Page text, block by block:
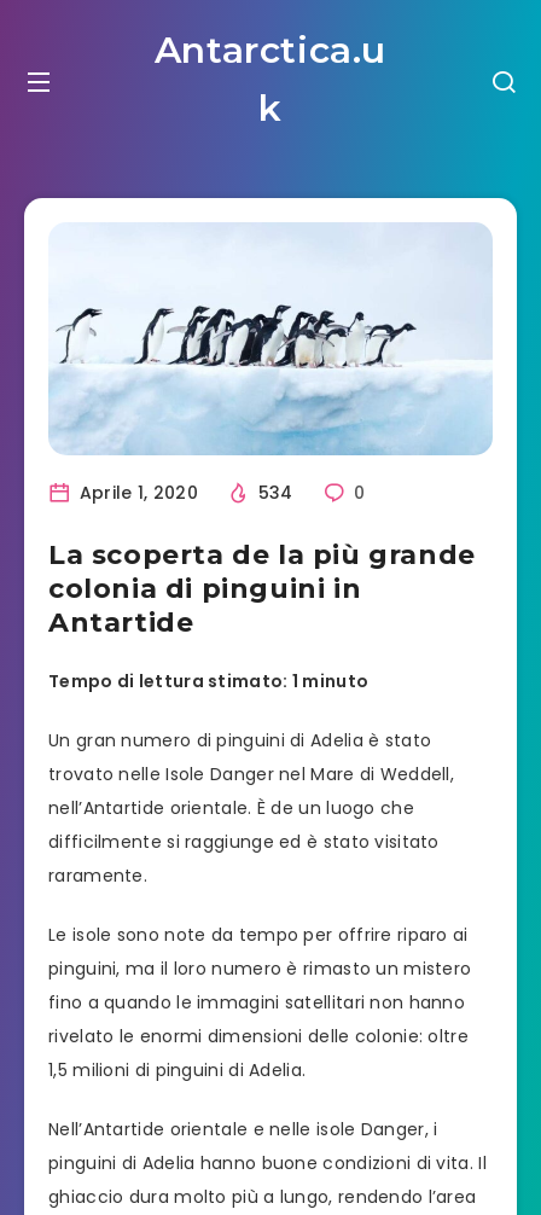
Antarctica.u
k
Aprile 1, 2020 534 0
La scoperta de la più grande
colonia di pinguini in
Antartide
Tempo di lettura stimato: 1 minuto
Un gran numero di pinguini di Adelia è stato
trovato nelle Isole Danger nel Mare di Weddell,
nell’Antartide orientale. È de un luogo che
difficilmente si raggiunge ed è stato visitato
raramente.
Le isole sono note da tempo per offrire riparo ai
pinguini, ma il loro numero è rimasto un mistero
fino a quando le immagini satellitari non hanno
rivelato le enormi dimensioni delle colonie: oltre
1,5 milioni di pinguini di Adelia.
Nell’Antartide orientale e nelle isole Danger, i
pinguini di Adelia hanno buone condizioni di vita. Il
ghiaccio dura molto più a lungo, rendendo l’area